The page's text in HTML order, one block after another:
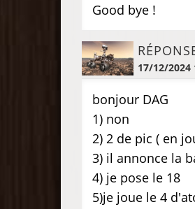
Good bye !
17/12/2024
bonjour DAG
1) non
2) 2 de pic ( en
3) il annonce la
4) je pose le 18
5)je joue le 4